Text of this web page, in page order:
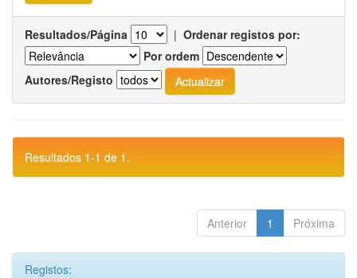
Resultados/Página | Ordenar registos por:
Por ordem
Autores/Registo
Resultados 1-1 de 1.
Anterior 1 Próxima
Registos: